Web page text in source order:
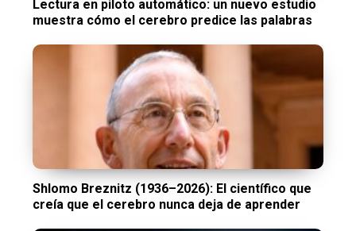
Lectura en piloto automático: un nuevo estudio
muestra cómo el cerebro predice las palabras
Shlomo Breznitz (1936–2026): El científico que
creía que el cerebro nunca deja de aprender